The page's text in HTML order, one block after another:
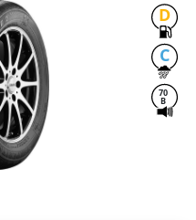
D
C
70
B